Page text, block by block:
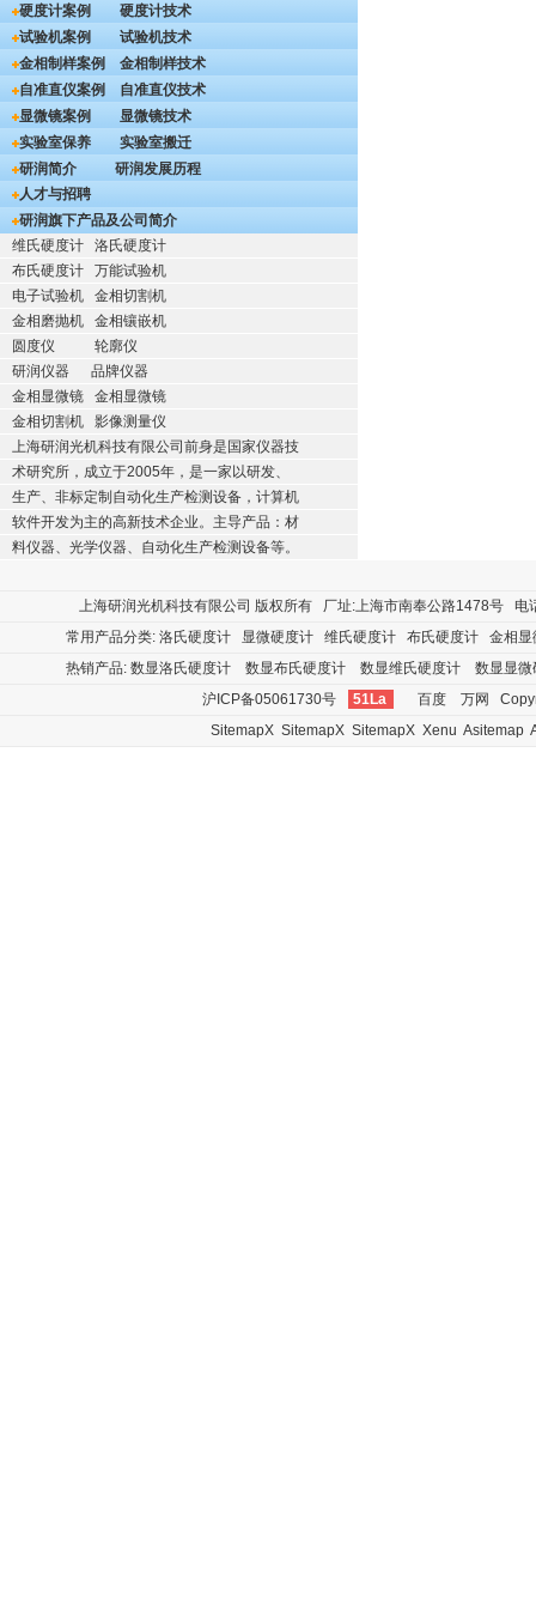
硬度计案例
硬度计技术
试验机案例
试验机技术
金相制样案例
金相制样技术
自准直仪案例
自准直仪技术
显微镜案例
显微镜技术
实验室保养
实验室搬迁
研润简介
研润发展历程
人才与招聘
研润旗下产品及公司简介
维氏硬度计
洛氏硬度计
布氏硬度计
万能试验机
电子试验机
金相切割机
金相磨抛机
金相镶嵌机
圆度仪
轮廓仪
研润仪器
品牌仪器
金相显微镜
金相显微镜
金相切割机
影像测量仪
上海研润光机科技有限公司前身是国家仪器技
术研究所，成立于2005年，是一家以研发、
生产、非标定制自动化生产检测设备，计算机
软件开发为主的高新技术企业。主导产品：材
料仪器、光学仪器、自动化生产检测设备等。
上海研润光机科技有限公司 版权所有 厂址:上海市南奉公路1478号
常用产品分类: 洛氏硬度计 显微硬度计 维氏硬度计 布氏硬度计
金相显
热销产品: 数显洛氏硬度计 数显布氏硬度计 数显维氏硬度计
数显显微
沪ICP备05061730号
51La 百度 万网
SitemapX SitemapX SitemapX Xenu Asitemap